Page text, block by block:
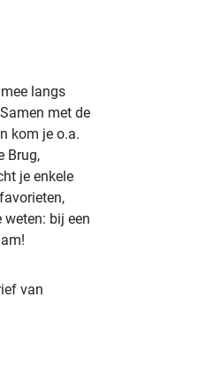
langs
met de
kom je o.a.
Brug,
je enkele
bij een
van